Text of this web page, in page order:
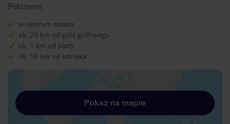
Położenie:
w centrum miasta
ok. 20 km od pola golfowego
ok. 1 km od plaży
ok. 16 km od lotniska
Pokaż na mapie